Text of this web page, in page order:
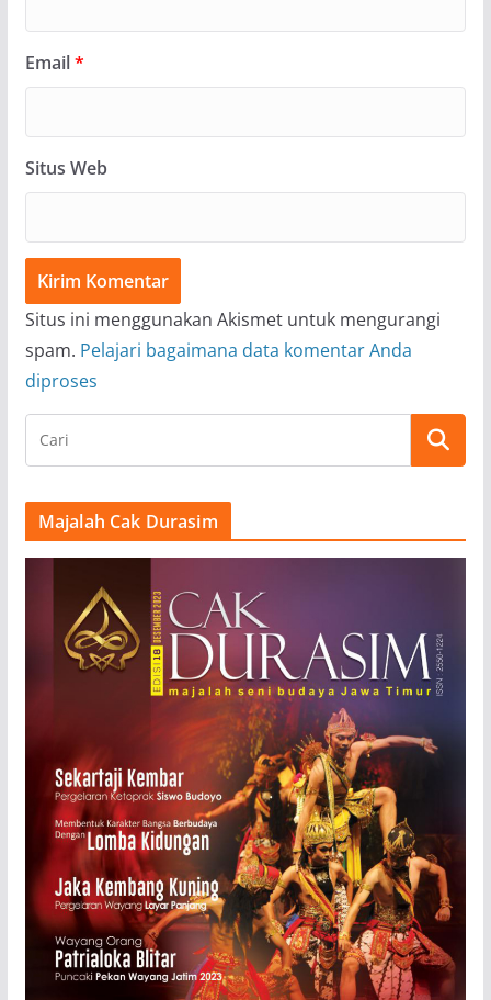
Email*
Situs Web
Situs ini menggunakan Akismet untuk mengurangi
spam. Pelajari bagaimana data komentar Anda
diproses
Majalah Cak Durasim